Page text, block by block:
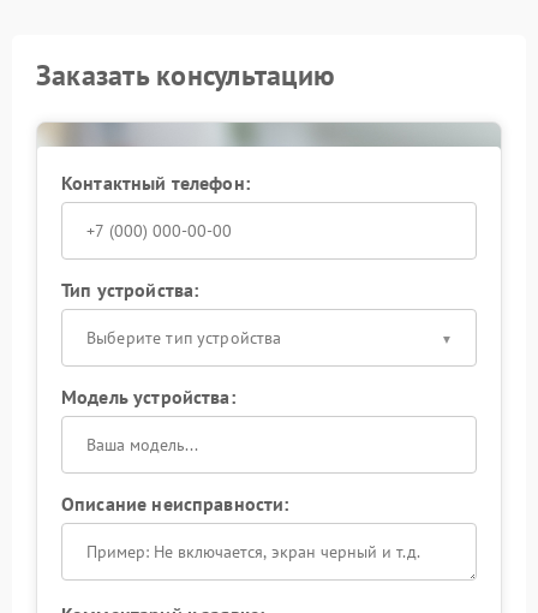
Заказать консультацию
Контактный телефон:
Тип устройства:
Выберите тип устройства
Модель устройства:
Описание неисправности: